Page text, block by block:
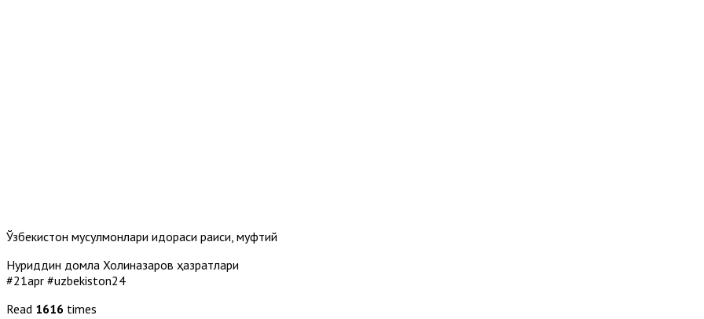
Ўзбекистон мусулмонлари идораси раиси, муфтий
Нуриддин домла Холиқназаров ҳазратлари
#21apr #uzbekiston24
Read 1616 times